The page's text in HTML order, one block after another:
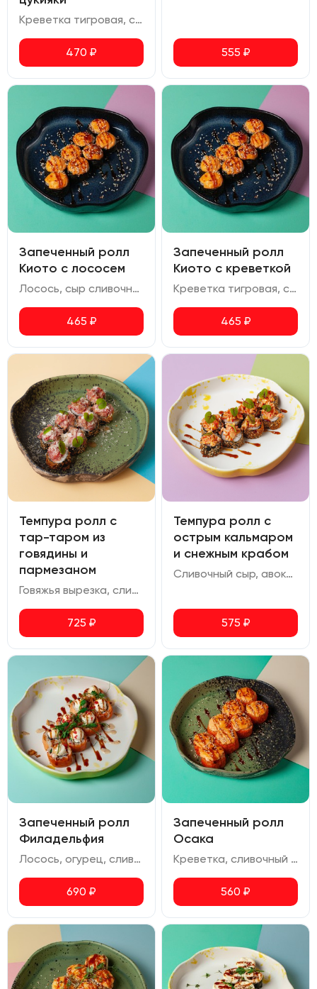
Креветка тигровая, сливочный сыр, томаты черри, снежный краб, соус цукияки, соус для запекания, соус терияки, икра масаго
470 ₽ 555 ₽
Запеченный ролл
Киото с лососем
Лосось, сыр сливочный, соус для запекания, соус унаги
465 ₽
Запеченный ролл
Киото с креветкой
Креветка тигровая, сыр сливочный, соус для запекания, соус унаги
465 ₽
Темпура ролл с
тар-таром из
говядины и
пармезаном
Говяжья вырезка, сливочный сыр, авокадо, трюфельный дрессинг, лук зеленый, пармезан
725 ₽
Темпура ролл с
острым кальмаром
и снежным крабом
Сливочный сыр, авокадо, снежный краб, соус спайси, кальмар, икра масаго, перец чили, соус мисо с добавлением меда, соус терияки
575 ₽
Запеченный ролл
Филадельфия
Лосось, огурец, сливочный сыр, жареный лук, икра масаго, соус терияки, соус ореховый
690 ₽
Запеченный ролл
Осака
Креветка, сливочный сыр, авокадо, соус спайси, икра масаго, соус для запекания, соус унаги
560 ₽